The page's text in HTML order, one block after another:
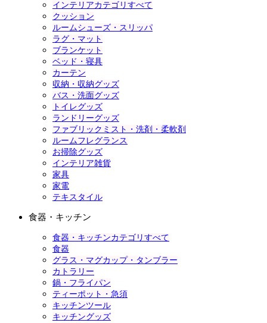
インテリアカテゴリすべて
クッション
ルームシューズ・スリッパ
ラグ・マット
ブランケット
ベッド・寝具
カーテン
収納・収納グッズ
バス・洗面グッズ
トイレグッズ
ランドリーグッズ
ファブリックミスト・洗剤・柔軟剤
ルームフレグランス
お掃除グッズ
インテリア雑貨
家具
家電
テキスタイル
食器・キッチン
食器・キッチンカテゴリすべて
食器
グラス・マグカップ・タンブラー
カトラリー
鍋・フライパン
ティーポット・急須
キッチンツール
キッチングッズ